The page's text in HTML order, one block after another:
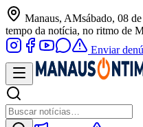
Manaus, AMsábado, 08
tempo da notícia, no ritmo de
Enviar